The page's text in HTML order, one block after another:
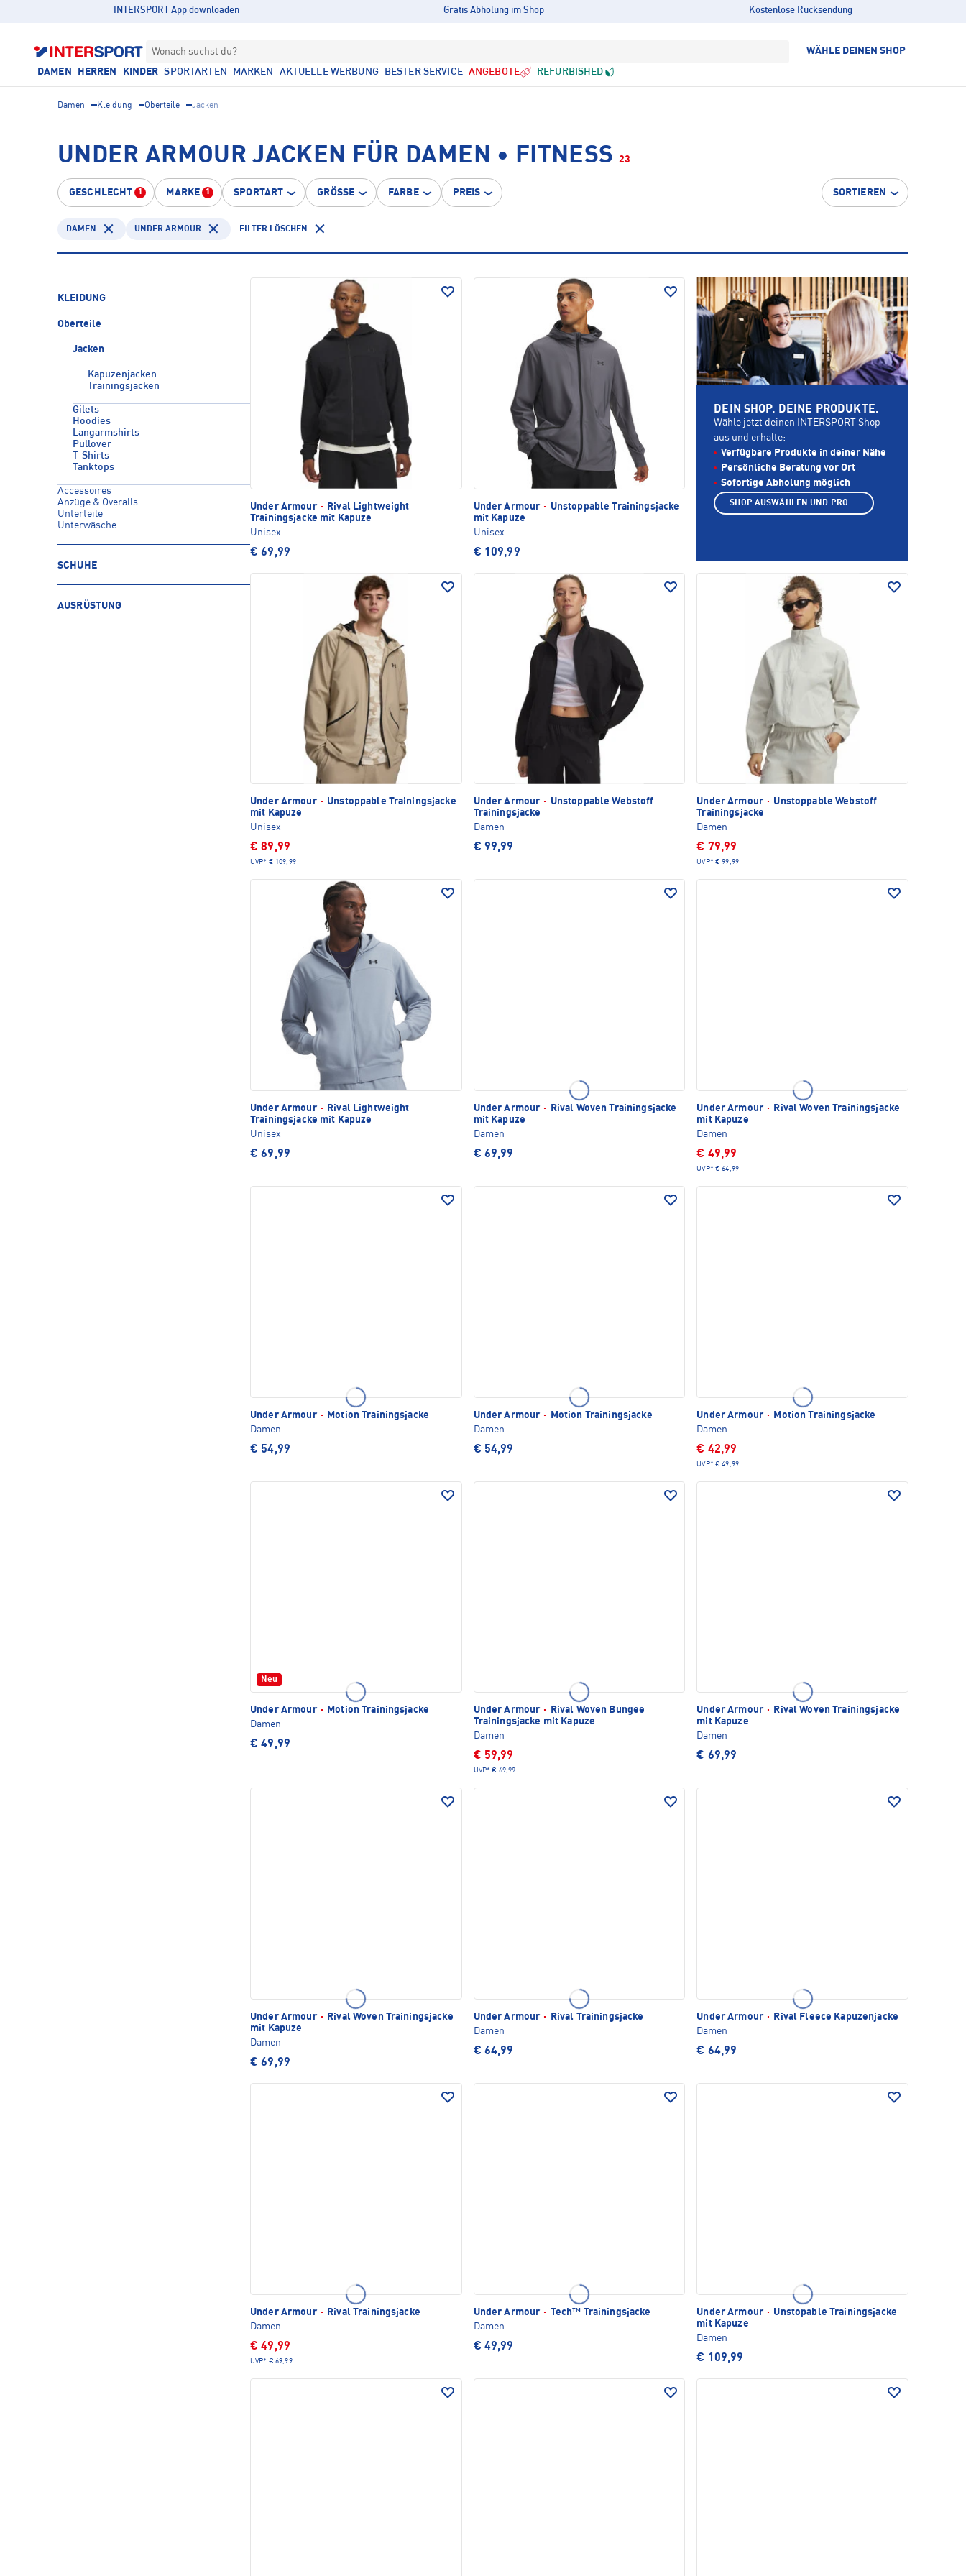
INTERSPORT App downloaden Gratis Abholung im Shop Kostenlose Rücksendung
Wonach suchst du? WÄHLE DEINEN SHOP
DAMEN HERREN KINDER SPORTARTEN MARKEN AKTUELLE WERBUNG BESTER SERVICE ANGEBOTE REFURBISHED
Damen Kleidung Oberteile Jacken
UNDER ARMOUR JACKEN FÜR DAMEN • FITNESS 23
GESCHLECHT 1 MARKE 1 SPORTART GRÖSSE FARBE PREIS SORTIEREN
DAMEN UNDER ARMOUR FILTER LÖSCHEN
KLEIDUNG
Oberteile
Jacken
Kapuzenjacken
Trainingsjacken
Gilets
Hoodies
Langarmshirts
Pullover
T-Shirts
Tanktops
Accessoires
Anzüge & Overalls
Unterteile
Unterwäsche
SCHUHE
AUSRÜSTUNG
Under Armour ·
Rival Lightweight
Trainingsjacke mit Kapuze
Unisex
€ 69,99
Under Armour · Unstoppable Trainingsjacke
mit Kapuze
Unisex
€ 109,99
Under Armour · Unstoppable Trainingsjacke
mit Kapuze
Unisex
€ 89,99
UVP* € 109,99
Under Armour · Unstoppable Webstoff
Trainingsjacke
Damen
€ 99,99
Under Armour · Unstoppable Webstoff
Trainingsjacke
Damen
€ 79,99
UVP* € 99,99
Under Armour ·
Rival Lightweight
Trainingsjacke mit Kapuze
Unisex
€ 69,99
Under Armour ·
Rival Woven Trainingsjacke
mit Kapuze
Damen
€ 69,99
Under Armour ·
Rival Woven Trainingsjacke
mit Kapuze
Damen
€ 49,99
UVP* € 64,99
Under Armour ·
Motion Trainingsjacke
Damen
€ 54,99
Under Armour ·
Motion Trainingsjacke
Damen
€ 54,99
Under Armour ·
Motion Trainingsjacke
Damen
€ 42,99
UVP* € 49,99
Neu
Under Armour ·
Motion Trainingsjacke
Damen
€ 49,99
Under Armour ·
Rival Woven Bungee
Trainingsjacke mit Kapuze
Damen
€ 59,99
UVP* € 69,99
Under Armour ·
Rival Woven Trainingsjacke
mit Kapuze
Damen
€ 69,99
Under Armour ·
Rival Woven Trainingsjacke
mit Kapuze
Damen
€ 69,99
Under Armour ·
Rival Trainingsjacke
Damen
€ 64,99
Under Armour ·
Rival Fleece Kapuzenjacke
Damen
€ 64,99
Under Armour ·
Rival Trainingsjacke
Damen
€ 49,99
UVP* € 69,99
Under Armour · Tech™ Trainingsjacke
Damen
€ 49,99
Under Armour · Unstopable Trainingsjacke
mit Kapuze
Damen
€ 109,99
DEIN SHOP. DEINE PRODUKTE.
Wähle jetzt deinen INTERSPORT Shop
aus und erhalte:
Verfügbare Produkte in deiner Nähe
Persönliche Beratung vor Ort
Sofortige Abholung möglich
SHOP AUSWÄHLEN UND PRODUKTE ANZEIGEN